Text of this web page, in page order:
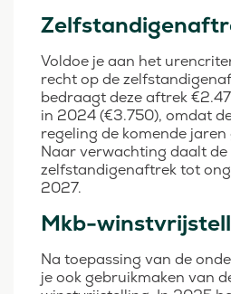
Voldoe je aan het
recht op de
bedraagt deze aftrek
in 2024 (€3.750), omdat
regeling de komende
Naar verwachting daalt de
zelfstandigenaftrek tot
2027.
Mkb-
Na toepassing van de
je ook gebruikmaken van